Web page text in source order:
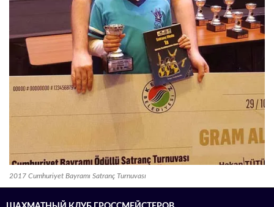
2017 Cumhuriyet Bayramı Satranç Turnuvası